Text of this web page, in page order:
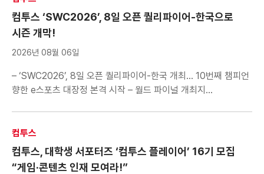
컴투스 ‘SWC2026’, 8일 오픈 퀄리파이어-한국으로
시즌 개막!
2026년 08월 06일
– ‘SWC2026’, 8일 오픈 퀄리파이어-한국 개최… 10번째 챔피언
향한 e스포츠 대장정 본격 시작 – 월드 파이널 개최지
승부 예측 및 대회 시청 이벤트로 다양한 선물 제공 컴투스(대표
남재관)는 글로벌 e스포츠 대회 ‘서머너즈 워 월드 아레나
챔피언십 2026(이하 […]
컴투스
컴투스, 대학생 서포터즈 ‘컴투스 플레이어’ 16기 모집
“게임·콘텐츠 인재 모여라!”